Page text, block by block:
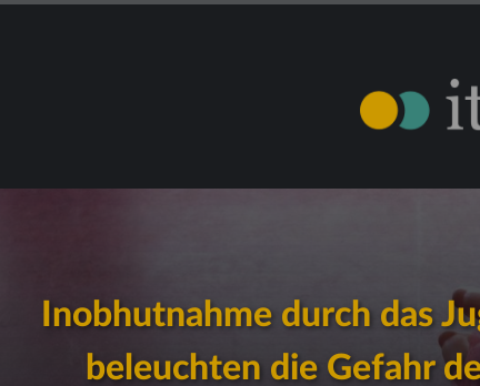
Inobhutnahme durch das
beleuchten die Gefahr